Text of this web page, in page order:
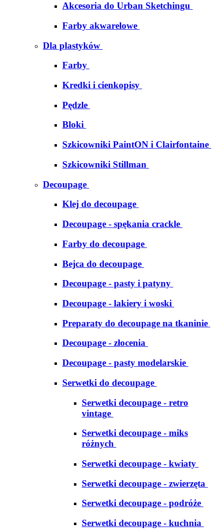
Akcesoria do Urban Sketchingu
Farby akwarelowe
Dla plastyków
Farby
Kredki i cienkopisy
Pędzle
Bloki
Szkicowniki PaintON i Clairfontaine
Szkicowniki Stillman
Decoupage
Klej do decoupage
Decoupage - spękania crackle
Farby do decoupage
Bejca do decoupage
Decoupage - pasty i patyny
Decoupage - lakiery i woski
Preparaty do decoupage na tkaninie
Decoupage - złocenia
Decoupage - pasty modelarskie
Serwetki do decoupage
Serwetki decoupage - retro
vintage
Serwetki decoupage - miks
różnych
Serwetki decoupage - kwiaty
Serwetki decoupage - zwierzęta
Serwetki decoupage - podróże
Serwetki decoupage - kuchnia